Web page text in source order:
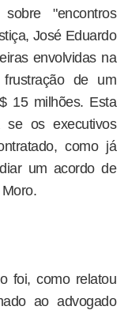
"encontros
José Eduardo
envolvidas na
de um
15 milhões. Esta
os executivos
como já
um acordo de
foi, como relatou
ao advogado